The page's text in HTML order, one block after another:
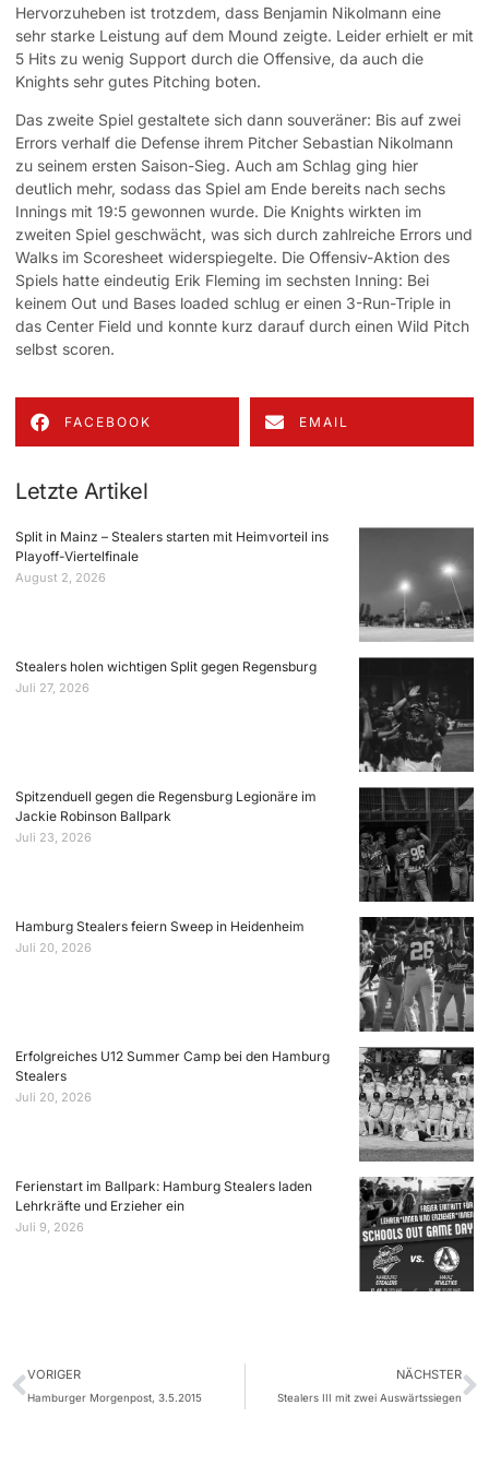
Hervorzuheben ist trotzdem, dass Benjamin Nikolmann eine
sehr starke Leistung auf dem Mound zeigte. Leider erhielt er mit
5 Hits zu wenig Support durch die Offensive, da auch die
Knights sehr gutes Pitching boten.
Das zweite Spiel gestaltete sich dann souveräner: Bis auf zwei
Errors verhalf die Defense ihrem Pitcher Sebastian Nikolmann
zu seinem ersten Saison-Sieg. Auch am Schlag ging hier
deutlich mehr, sodass das Spiel am Ende bereits nach sechs
Innings mit 19:5 gewonnen wurde. Die Knights wirkten im
zweiten Spiel geschwächt, was sich durch zahlreiche Errors und
Walks im Scoresheet widerspiegelte. Die Offensiv-Aktion des
Spiels hatte eindeutig Erik Fleming im sechsten Inning: Bei
keinem Out und Bases loaded schlug er einen 3-Run-Triple in
das Center Field und konnte kurz darauf durch einen Wild Pitch
selbst scoren.
FACEBOOK EMAIL
Letzte Artikel
Split in Mainz – Stealers starten mit Heimvorteil ins
Playoff-Viertelfinale
August 2, 2026
Stealers holen wichtigen Split gegen Regensburg
Juli 27, 2026
Spitzenduell gegen die Regensburg Legionäre im
Jackie Robinson Ballpark
Juli 23, 2026
Hamburg Stealers feiern Sweep in Heidenheim
Juli 20, 2026
Erfolgreiches U12 Summer Camp bei den Hamburg
Stealers
Juli 20, 2026
Ferienstart im Ballpark: Hamburg Stealers laden
Lehrkräfte und Erzieher ein
Juli 9, 2026
VORIGER
Hamburger Morgenpost, 3.5.2015
NÄCHSTER
Stealers III mit zwei Auswärtssiegen